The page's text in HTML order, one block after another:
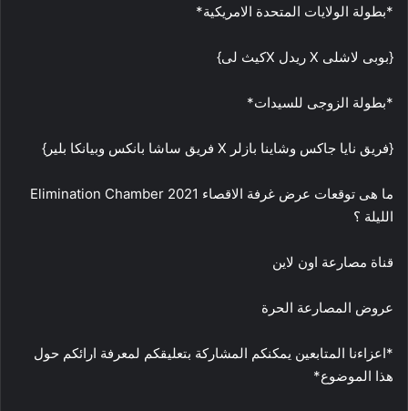
*بطولة الولايات المتحدة الامريكية*
{بوبى لاشلى X ريدل Xكيث لى}
*بطولة الزوجى للسيدات*
{فريق نايا جاكس وشاينا بازلر X فريق ساشا بانكس وبيانكا بلير}
ما هى توقعات عرض غرفة الاقصاء 2021 Elimination Chamber
الليلة ؟
قناة مصارعة اون لاين
عروض المصارعة الحرة
*اعزاءنا المتابعين يمكنكم المشاركة بتعليقكم لمعرفة ارائكم حول
هذا الموضوع*